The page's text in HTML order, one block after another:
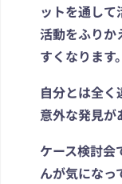
ットを通し
活動をふりか
すくなります。
自分とは全く
意外な発見が
ケース検討会
んが気になっ